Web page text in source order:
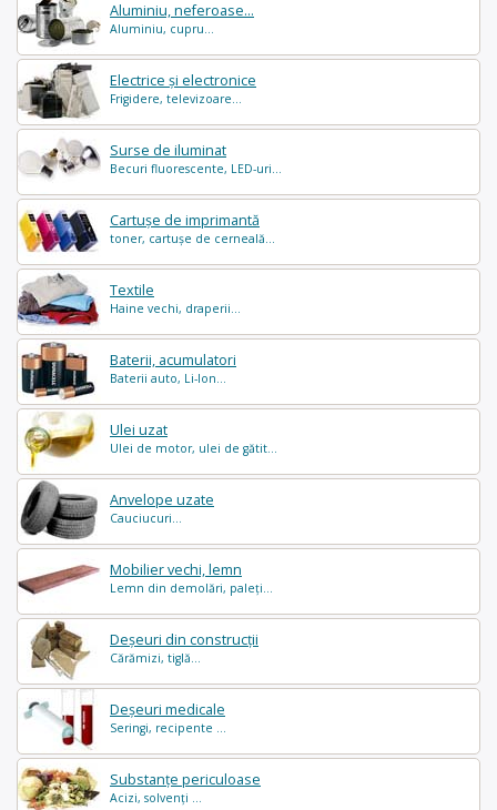
Aluminiu, neferoase...
Aluminiu, cupru...
Electrice și electronice
Frigidere, televizoare...
Surse de iluminat
Becuri fluorescente, LED-uri...
Cartușe de imprimantă
toner, cartușe de cerneală...
Textile
Haine vechi, draperii...
Baterii, acumulatori
Baterii auto, Li-Ion...
Ulei uzat
Ulei de motor, ulei de gătit...
Anvelope uzate
Cauciucuri...
Mobilier vechi, lemn
Lemn din demolări, paleți...
Deșeuri din construcții
Cărămizi, tiglă...
Deșeuri medicale
Seringi, recipente ...
Substanțe periculoase
Acizi, solvenți ...